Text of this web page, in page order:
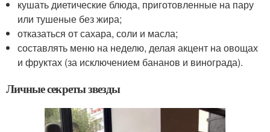
кушать диетические блюда, приготовленные на пару
или тушеные без жира;
отказаться от сахара, соли и масла;
составлять меню на неделю, делая акцент на овощах
и фруктах (за исключением бананов и винограда).
Личные секреты звезды